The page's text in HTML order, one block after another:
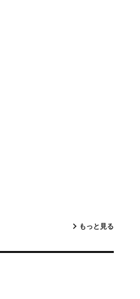
もっと見る